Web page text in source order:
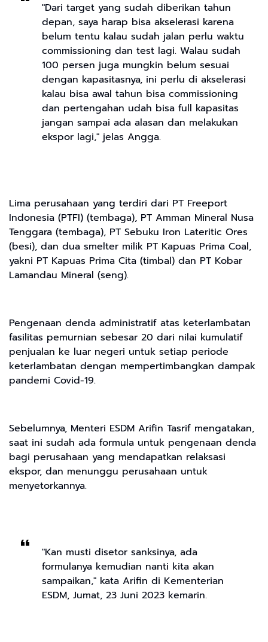
"Dari target yang sudah diberikan tahun
depan, saya harap bisa akselerasi karena
belum tentu kalau sudah jalan perlu waktu
commissioning dan test lagi. Walau sudah
100 persen juga mungkin belum sesuai
dengan kapasitasnya, ini perlu di akselerasi
kalau bisa awal tahun bisa commissioning
dan pertengahan udah bisa full kapasitas
jangan sampai ada alasan dan melakukan
ekspor lagi," jelas Angga.
Lima perusahaan yang terdiri dari PT Freeport
Indonesia (PTFI) (tembaga), PT Amman Mineral Nusa
Tenggara (tembaga), PT Sebuku Iron Lateritic Ores
(besi), dan dua smelter milik PT Kapuas Prima Coal,
yakni PT Kapuas Prima Cita (timbal) dan PT Kobar
Lamandau Mineral (seng).
Pengenaan denda administratif atas keterlambatan
fasilitas pemurnian sebesar 20 dari nilai kumulatif
penjualan ke luar negeri untuk setiap periode
keterlambatan dengan mempertimbangkan dampak
pandemi Covid-19.
Sebelumnya, Menteri ESDM Arifin Tasrif mengatakan,
saat ini sudah ada formula untuk pengenaan denda
bagi perusahaan yang mendapatkan relaksasi
ekspor, dan menunggu perusahaan untuk
menyetorkannya.
"Kan musti disetor sanksinya, ada
formulanya kemudian nanti kita akan
sampaikan," kata Arifin di Kementerian
ESDM, Jumat, 23 Juni 2023 kemarin.